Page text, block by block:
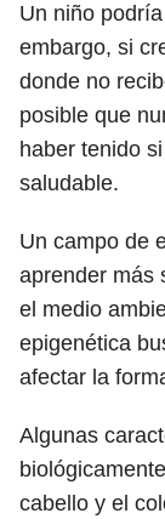
Un niño
embargo, si
donde no
posible que
haber tenido
saludable.
Un campo de
aprender más
el medio
epigenética
afectar la
Algunas
cabello y el